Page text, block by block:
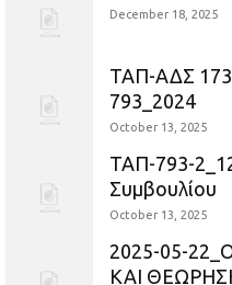
December 18, 2025
ΤΑΠ-ΑΔΣ
793_2024
October 13, 2025
ΤΑΠ-793-
Συμβουλίου
October 13, 2025
2025-05-
ΚΑΙ